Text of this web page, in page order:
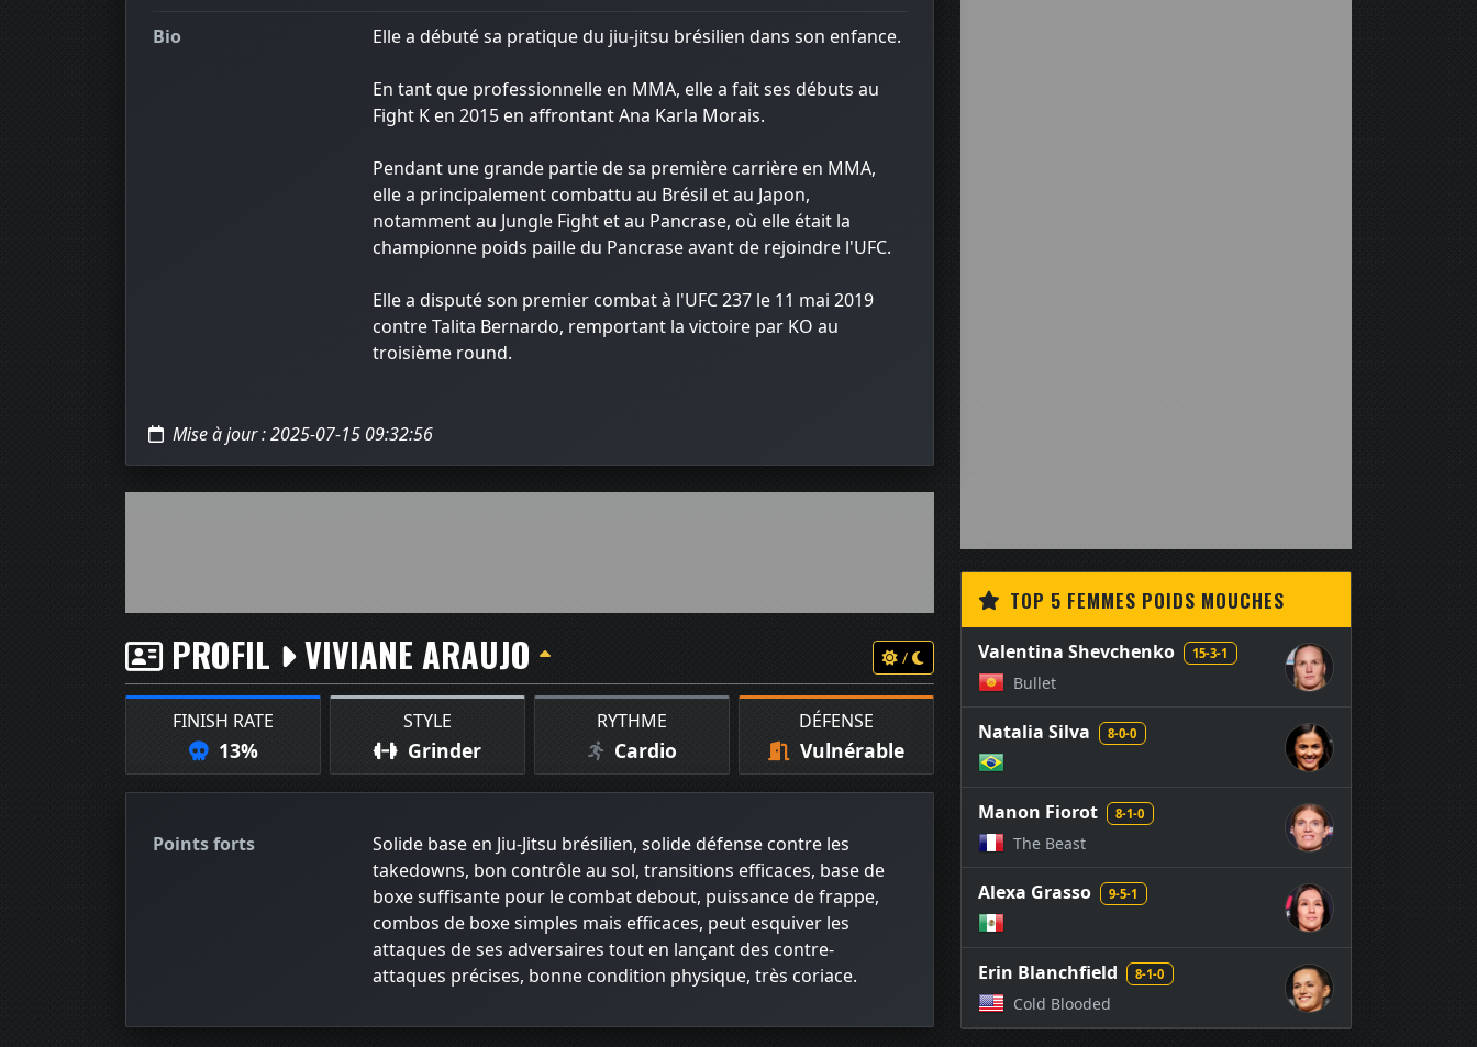
Bio Elle a débuté sa pratique du jiu-jitsu brésilien dans son enfance.
En tant que professionnelle en MMA, elle a fait ses débuts au
Fight K en 2015 en affrontant Ana Karla Morais.
Pendant une grande partie de sa première carrière en MMA,
elle a principalement combattu au Brésil et au Japon,
notamment au Jungle Fight et au Pancrase, où elle était la
championne poids paille du Pancrase avant de rejoindre l'UFC.
Elle a disputé son premier combat à l'UFC 237 le 11 mai 2019
contre Talita Bernardo, remportant la victoire par KO au
troisième round.
Mise à jour : 2025-07-15 09:32:56
PROFIL VIVIANE ARAUJO /
FINISH RATE
13%
STYLE
Grinder
RYTHME
Cardio
DÉFENSE
Vulnérable
Points forts
Solide base en Jiu-Jitsu brésilien, solide défense contre les
takedowns, bon contrôle au sol, transitions efficaces, base de
boxe suffisante pour le combat debout, puissance de frappe,
combos de boxe simples mais efficaces, peut esquiver les
attaques de ses adversaires tout en lançant des contre-
attaques précises, bonne condition physique, très coriace.
TOP 5 FEMMES POIDS MOUCHES
Valentina Shevchenko 15-3-1
Bullet
Natalia Silva 8-0-0
Manon Fiorot 8-1-0
The Beast
Alexa Grasso 9-5-1
Erin Blanchfield 8-1-0
Cold Blooded